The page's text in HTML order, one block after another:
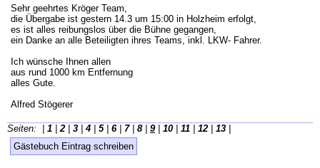
Sehr geehrtes Kröger Team,
die Übergabe ist gestern 14.3 um 15:00 in Holzheim erfolgt,
es ist alles reibungslos über die Bühne gegangen,
ein Danke an alle Beteiligten ihres Teams, inkl. LKW- Fahrer.
Ich wünsche Ihnen allen
aus rund 1000 km Entfernung
alles Gute.
Alfred Stögerer
Seiten: | 1 |2 3 4 5| 6| 7| 8| 9| 10 11 12 13
Gästebuch Eintrag schreiben